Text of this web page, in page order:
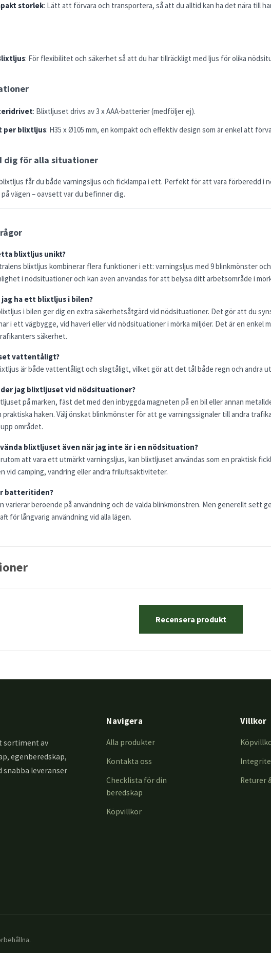
storlek: Lätt att förvara och transportera, så att du alltid kan ha det nära till
: För flexibilitet och säkerhet så att du har tillräckligt med ljus för olika
: Blixtljuset drivs av 3 x AAA-batterier (medföljer ej).
per blixtljus: H35 x Ø105 mm, en kompakt och effektiv design som är enkel att
dig för alla situationer
får du både varningsljus och ficklampa i ett. Perfekt för att vara förberedd i
vägen – oavsett var du befinner dig.
blixtljus unikt?
blixtljus kombinerar flera funktioner i ett: varningsljus med 9 blinkmönster
i nödsituationer och kan även användas för att belysa ditt arbetsområde i
jag ha ett blixtljus i bilen?
i bilen ger dig en extra säkerhetsåtgärd vid nödsituationer. Det gör att du
i ett vägbygge, vid haveri eller vid nödsituationer i mörka miljöer. Det är en enkel
säkerhet.
vattentåligt?
är både vattentåligt och slagtåligt, vilket gör att det tål både regn och andra
jag blixtljuset vid nödsituationer?
på marken, fäst det med den inbyggda magneten på en bil eller annan
praktiska haken. Välj önskat blinkmönster för att ge varningssignaler till andra
området.
blixtljuset även när jag inte är i en nödsituation?
att vara ett utmärkt varningsljus, kan blixtljuset användas som en praktisk
vid camping, vandring eller andra friluftsaktiviteter.
batteritiden?
varierar beroende på användning och de valda blinkmönstren. Men generellt sett
för långvarig användning vid alla lägen.
Recensera produkt
sortiment av
egenberedskap,
leveranser
Navigera
Alla produkter
Kontakta oss
Checklista för din
beredskap
Köpvillkor
Villkor
Returer